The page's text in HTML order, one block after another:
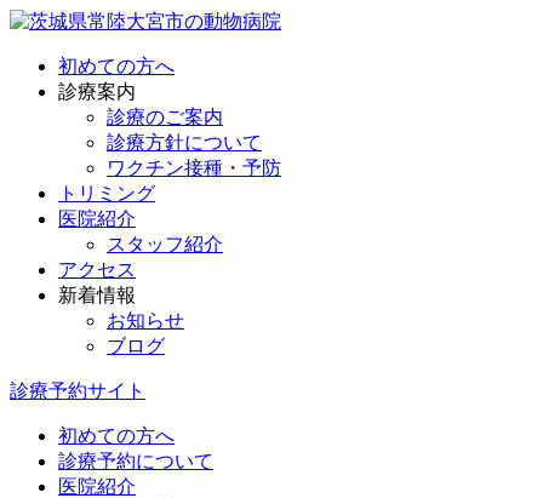
初めての方へ
診療案内
診療のご案内
診療方針について
ワクチン接種・予防
トリミング
医院紹介
スタッフ紹介
アクセス
新着情報
お知らせ
ブログ
診療予約サイト
初めての方へ
診療予約について
医院紹介